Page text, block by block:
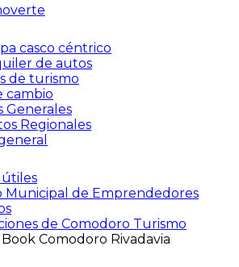
casco céntrico
de autos
de turismo
cambio
Generales
Regionales
útiles
Municipal de Emprendedores
de Comodoro Turismo
Comodoro Rivadavia